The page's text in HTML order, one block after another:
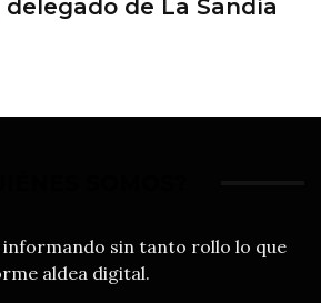
delegado de La Sandía
sin tanto rollo lo que
aldea digital.